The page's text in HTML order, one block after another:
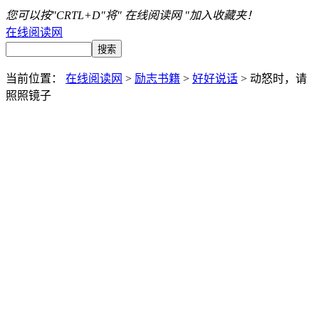
您可以按"CRTL+D"将" 在线阅读网 "加入收藏夹！
在线阅读网
当前位置： 在线阅读网 > 励志书籍 > 好好说话 > 动怒时，请
照照镜子